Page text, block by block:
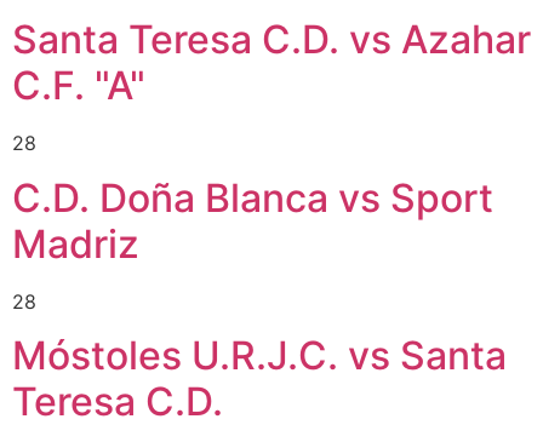
Santa Teresa C.D. vs Azahar
C.F. "A"
28
C.D. Doña Blanca vs Sport
Madriz
28
Móstoles U.R.J.C. vs Santa
Teresa C.D.